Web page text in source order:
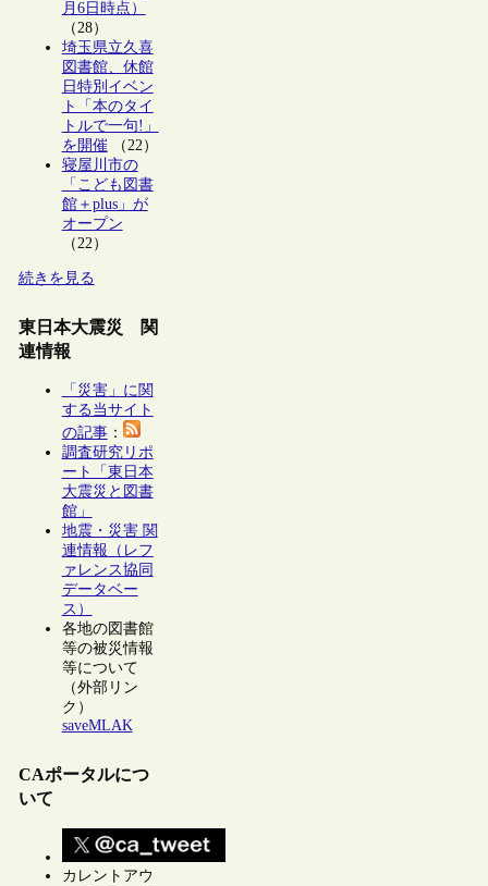
月6日時点）
（28）
埼玉県立久喜
図書館、休館
日特別イベン
ト「本のタイ
トルで一句!」
を開催（22）
寝屋川市の
「こども図書
館＋plus」が
オープン
（22）
続きを見る
東日本大震災 関
連情報
「災害」に関
する当サイト
の記事：
調査研究リポ
ート「東日本
大震災と図書
館」
地震・災害 関
連情報（レフ
ァレンス協同
データベー
ス）
各地の図書館
等の被災情報
等について
（外部リン
ク）
saveMLAK
CAポータルにつ
いて
カレントアウ